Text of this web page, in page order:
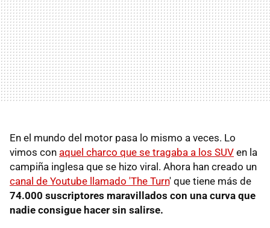
En el mundo del motor pasa lo mismo a veces. Lo
vimos con aquel charco que se tragaba a los SUV en la
campiña inglesa que se hizo viral. Ahora han creado un
canal de Youtube llamado 'The Turn' que tiene más de
74.000 suscriptores maravillados con una curva que
nadie consigue hacer sin salirse.